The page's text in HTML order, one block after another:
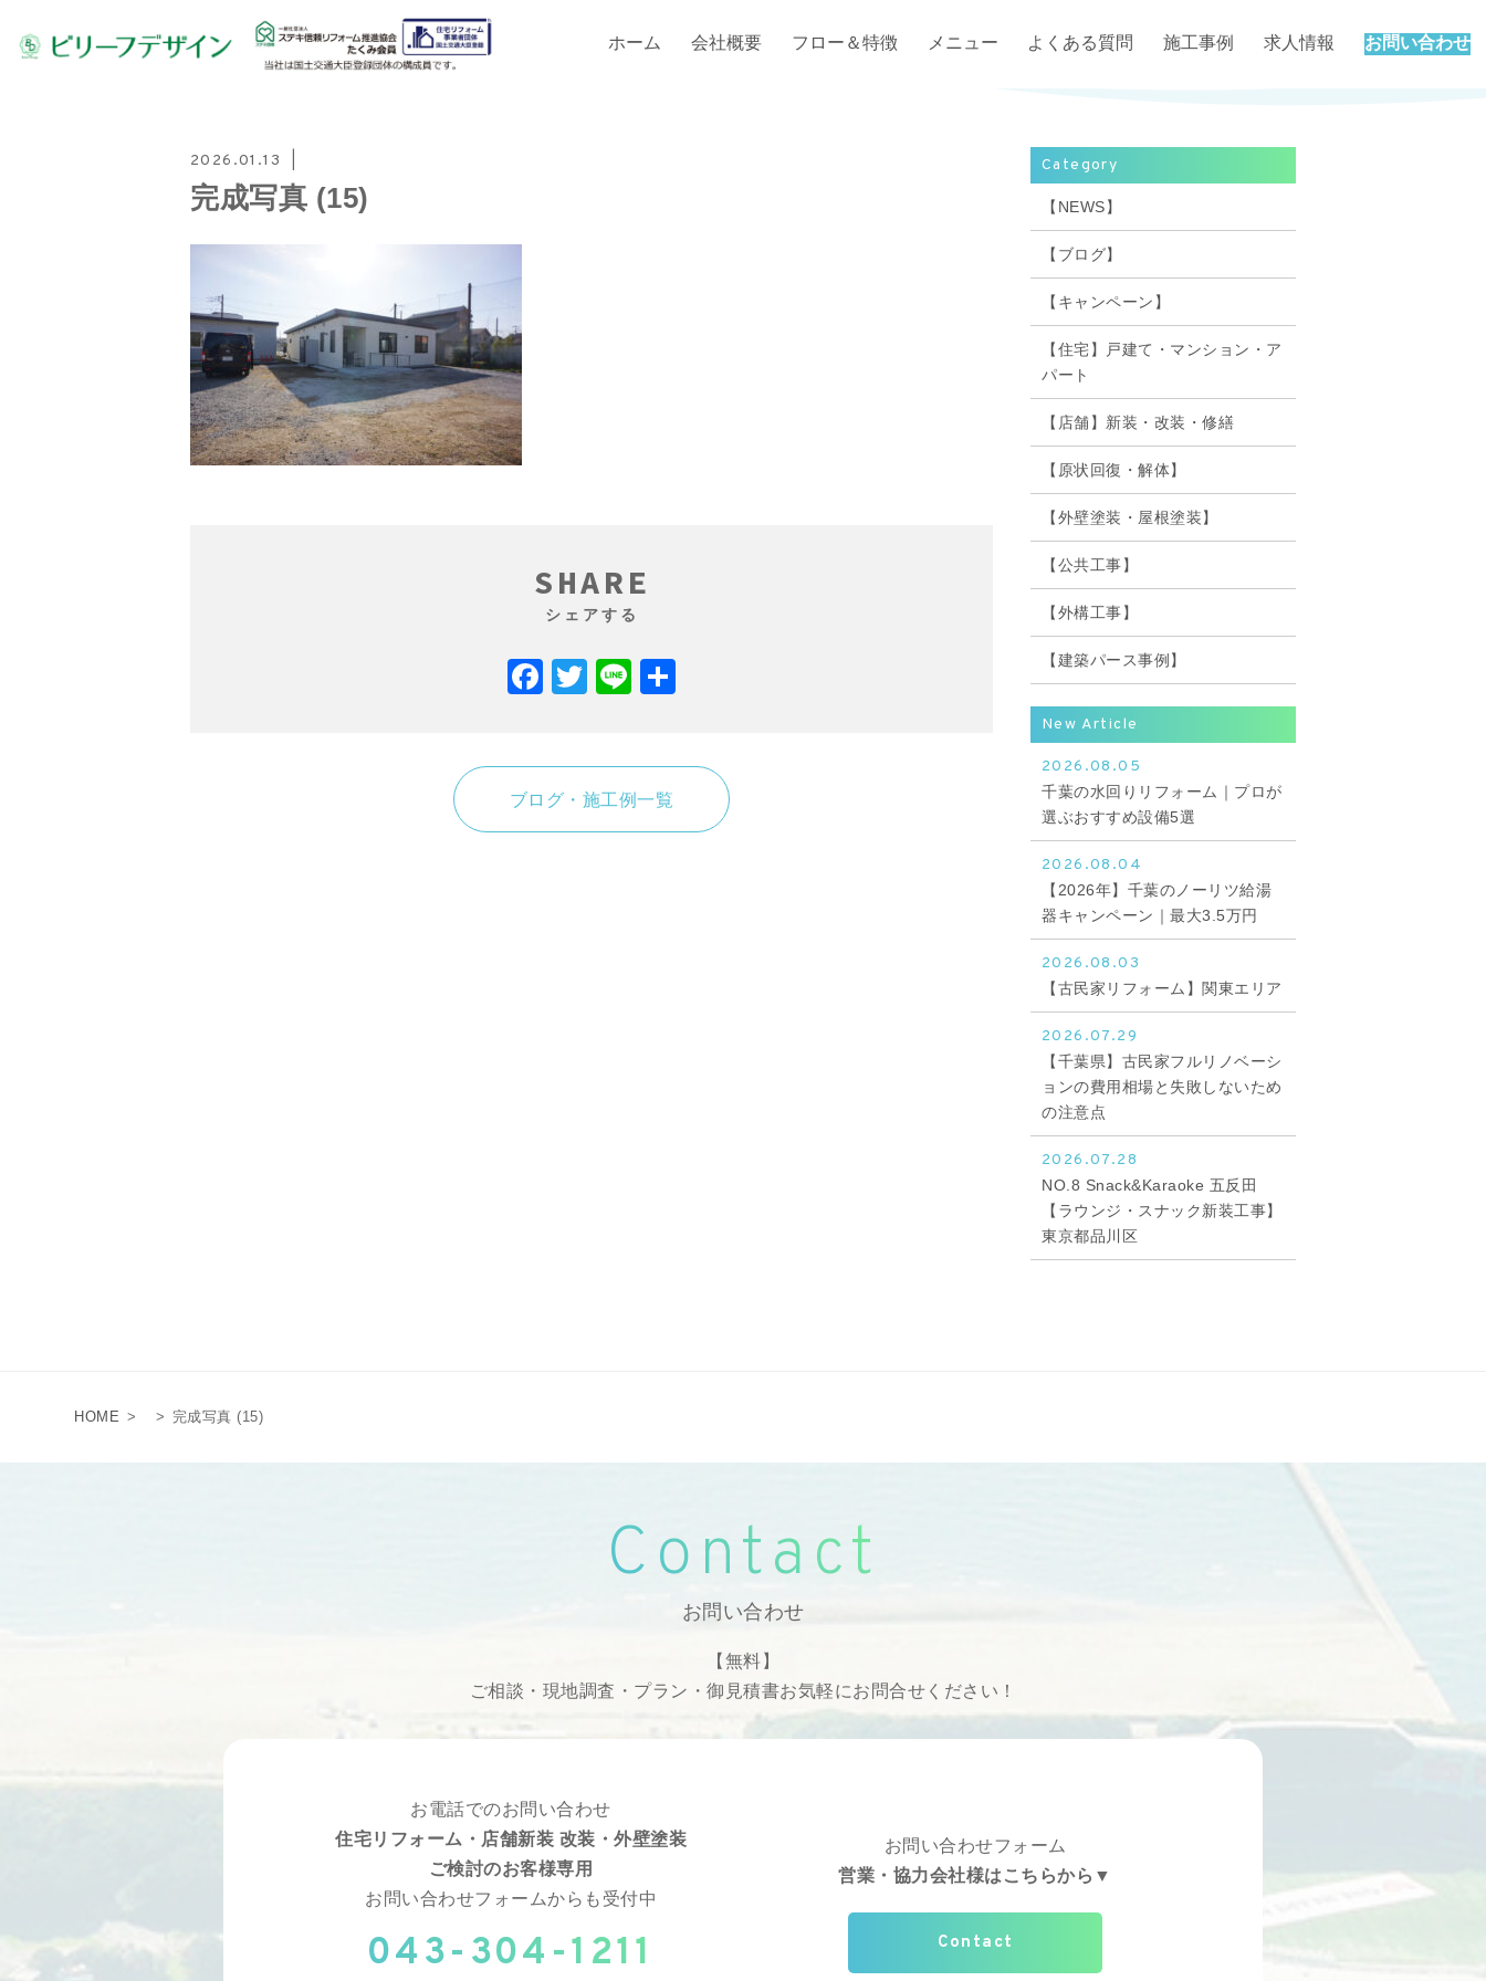
ホーム 会社概要 フロー＆特徴 メニュー よくある質問 施工事例 求人情報 お問い合わせ
2026.01.13
完成写真 (15)
SHARE
シェアする
Facebook
Twitter
Line
ブログ・施工例一覧
Category
【NEWS】
【ブログ】
【キャンペーン】
【住宅】戸建て・マンション・ア
パート
【店舗】新装・改装・修繕
【原状回復・解体】
【外壁塗装・屋根塗装】
【公共工事】
【外構工事】
【建築パース事例】
New Article
2026.08.05
千葉の水回りリフォーム｜プロが
選ぶおすすめ設備5選
2026.08.04
【2026年】千葉のノーリツ給湯
器キャンペーン｜最大3.5万円
2026.08.03
【古民家リフォーム】関東エリア
2026.07.29
【千葉県】古民家フルリノベーシ
ョンの費用相場と失敗しないため
の注意点
2026.07.28
NO.8 Snack&Karaoke 五反田
【ラウンジ・スナック新装工事】
東京都品川区
HOME > > 完成写真 (15)
Contact
お問い合わせ
【無料】
ご相談・現地調査・プラン・御見積書お気軽にお問合せください！
お電話でのお問い合わせ
住宅リフォーム・店舗新装 改装・外壁塗装
ご検討のお客様専用
お問い合わせフォームからも受付中
043-304-1211
お問い合わせフォーム
営業・協力会社様はこちらから▼
Contact